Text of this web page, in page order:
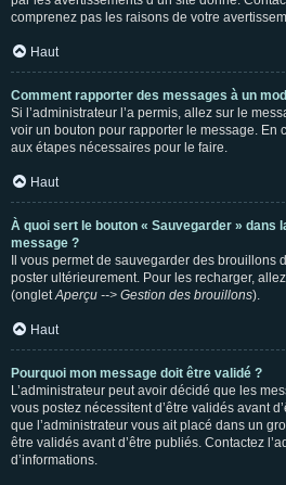
comprenez pas les raisons de votre
Haut
Comment rapporter des messages à un
Si l’administrateur l’a permis, allez sur le
voir un bouton pour rapporter le message. En
aux étapes nécessaires pour le faire.
Haut
À quoi sert le bouton « Sauvegarder » dans
message ?
Il vous permet de sauvegarder des brouillons
poster ultérieurement. Pour les recharger,
(ongletAperçu --> Gestion des brouillons).
Haut
Pourquoi mon message doit être validé ?
L’administrateur peut avoir décidé que les
vous postez nécessitent d’être validés avant
que l’administrateur vous ait placé dans un
être validés avant d’être publiés. Contactez
d’informations.